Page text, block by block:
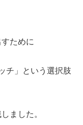
ために
チ」という選択肢
ました。